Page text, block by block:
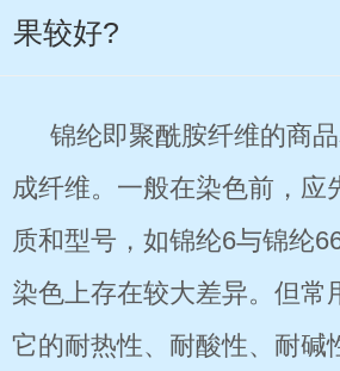
果较好?
锦纶即聚酰胺纤维的商
成纤维。一般在染色前，应
质和型号，如锦纶6与锦纶
染色上存在较大差异。但常
它的耐热性、耐酸性、耐碱